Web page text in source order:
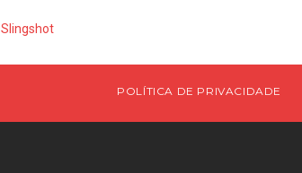
Slingshot
POLÍTICA DE PRIVACIDADE